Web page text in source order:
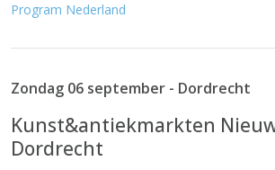
Program Nederland
Zondag 06 september - Dordrecht
Kunst&antiekmarkten
Dordrecht